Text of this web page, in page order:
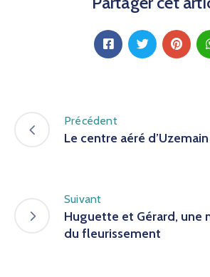
Précédent
Le centre aéré d’Uzemain
Suivant
Huguette et Gérard, une
du fleurissement